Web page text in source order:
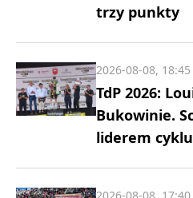
trzy punkty
TdP 2026:
Bukowinie.
liderem cyklu
2026-08-08, 18:45